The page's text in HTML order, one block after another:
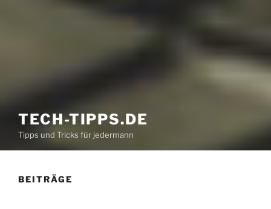
TECH-TIPPS.DE
Tipps und Tricks für jedermann
BEITRÄGE